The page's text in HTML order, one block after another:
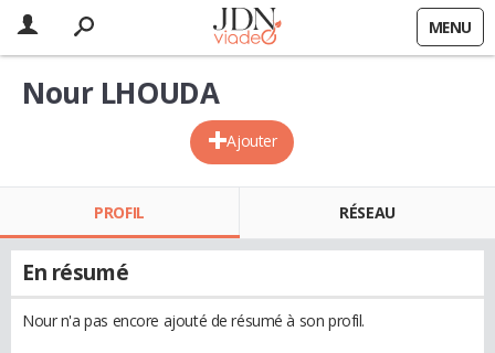
MENU
Ajouter
Nour LHOUDA
PROFIL RÉSEAU
En résumé
Nour n'a pas encore ajouté de résumé à son profil.